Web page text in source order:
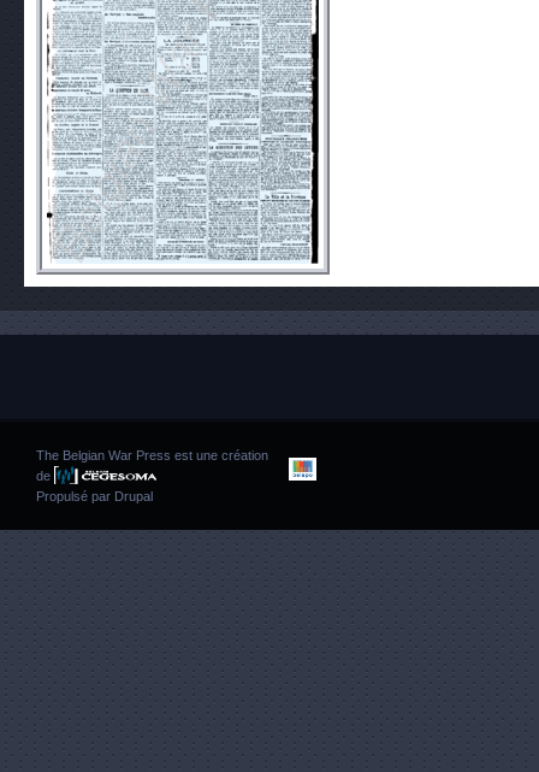
The Belgian War Press est une création
de
Propulsé par Drupal